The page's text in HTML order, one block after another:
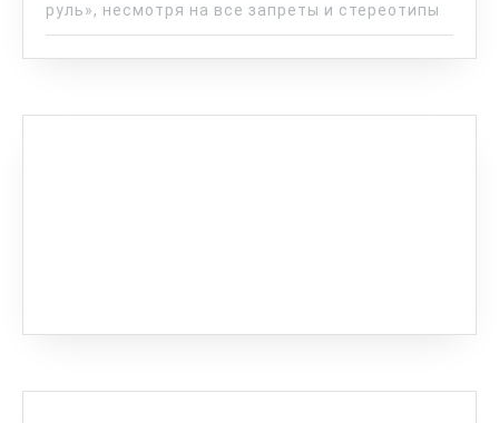
руль», несмотря на все запреты и стереотипы